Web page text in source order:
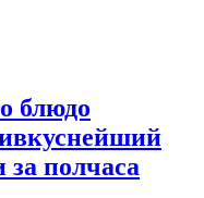
блюдо
за полчаса